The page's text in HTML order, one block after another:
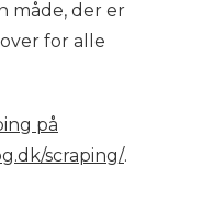
måde, der er
for alle
på
scraping/.